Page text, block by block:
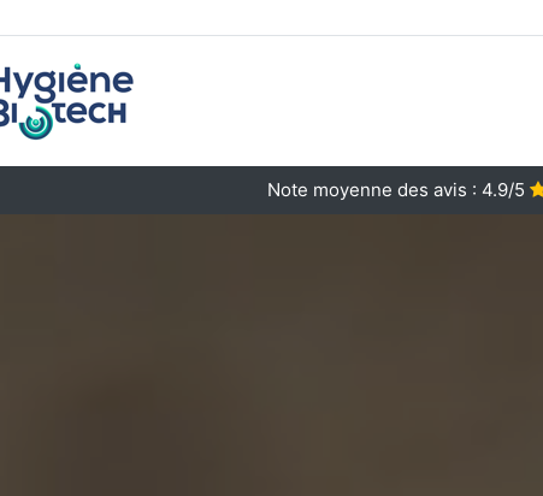
Note moyenne des avis : 4.9/5